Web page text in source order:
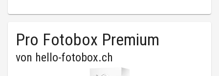
Pro Fotobox Premium
von hello-fotobox.ch